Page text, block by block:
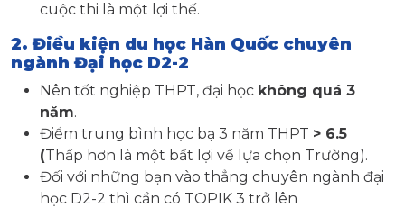
cuộc thi là một lợi thế.
2. Điều kiện du học Hàn Quốc chuyên
ngành Đại học D2-2
Nên tốt nghiệp THPT, đại học không quá 3
năm.
Điểm trung bình học bạ 3 năm THPT > 6.5
(Thấp hơn là một bất lợi về lựa chọn Trường).
Đối với những bạn vào thẳng chuyên ngành đại
học D2-2 thì cần có TOPIK 3 trở lên